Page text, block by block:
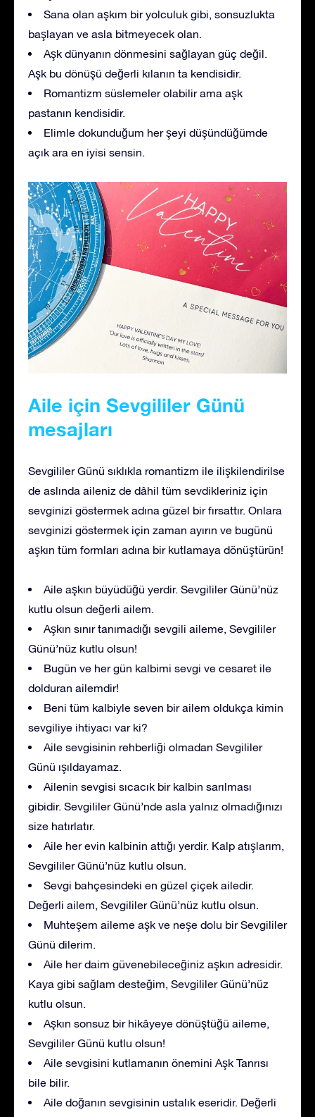
Sana olan aşkım bir yolculuk gibi, sonsuzlukta
başlayan ve asla bitmeyecek olan.
Aşk dünyanın dönmesini sağlayan güç değil.
Aşk bu dönüşü değerli kılanın ta kendisidir.
Romantizm süslemeler olabilir ama aşk
pastanın kendisidir.
Elimle dokunduğum her şeyi düşündüğümde
açık ara en iyisi sensin.
Aile için Sevgililer Günü
mesajları
Sevgililer Günü sıklıkla romantizm ile ilişkilendirilse
de aslında aileniz de dâhil tüm sevdikleriniz için
sevginizi göstermek adına güzel bir fırsattır. Onlara
sevginizi göstermek için zaman ayırın ve bugünü
aşkın tüm formları adına bir kutlamaya dönüştürün!
Aile aşkın büyüdüğü yerdir. Sevgililer Günü’nüz
kutlu olsun değerli ailem.
Aşkın sınır tanımadığı sevgili aileme, Sevgililer
Günü’nüz kutlu olsun!
Bugün ve her gün kalbimi sevgi ve cesaret ile
dolduran ailemdir!
Beni tüm kalbiyle seven bir ailem oldukça kimin
sevgiliye ihtiyacı var ki?
Aile sevgisinin rehberliği olmadan Sevgililer
Günü ışıldayamaz.
Ailenin sevgisi sıcacık bir kalbin sarılması
gibidir. Sevgililer Günü’nde asla yalnız olmadığınızı
size hatırlatır.
Aile her evin kalbinin attığı yerdir. Kalp atışlarım,
Sevgililer Günü’nüz kutlu olsun.
Sevgi bahçesindeki en güzel çiçek ailedir.
Değerli ailem, Sevgililer Günü’nüz kutlu olsun.
Muhteşem aileme aşk ve neşe dolu bir Sevgililer
Günü dilerim.
Aile her daim güvenebileceğiniz aşkın adresidir.
Kaya gibi sağlam desteğim, Sevgililer Günü’nüz
kutlu olsun.
Aşkın sonsuz bir hikâyeye dönüştüğü aileme,
Sevgililer Günü kutlu olsun!
Aile sevgisini kutlamanın önemini Aşk Tanrısı
bile bilir.
Aile doğanın sevgisinin ustalık eseridir. Değerli